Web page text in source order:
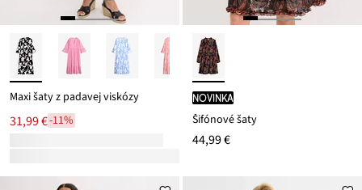
Maxi šaty z padavej viskózy
31,99 €-11%
novinka
Šifónové šaty
44,99 €